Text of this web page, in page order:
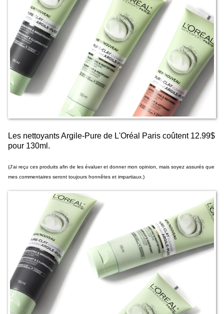
Les nettoyants Argile-Pure de L'Oréal Paris coûtent 12.99$
pour 130ml.
(J'ai reçu ces produits afin de les évaluer et donner mon opinion, mais soyez assurés que
mes commentaires seront toujours honnêtes et impartiaux.)